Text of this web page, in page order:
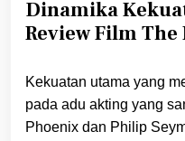
Dinamika
Review Film The
Kekuatan utama yang
pada adu akting yang
Phoenix dan Philip